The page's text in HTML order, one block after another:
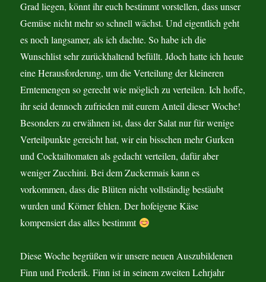
Grad liegen, könnt ihr euch bestimmt vorstellen, dass unser
Gemüse nicht mehr so schnell wächst. Und eigentlich geht
es noch langsamer, als ich dachte. So habe ich die
Wunschlist sehr zurückhaltend befüllt. Jdoch hatte ich heute
eine Herausforderung, um die Verteilung der kleineren
Erntemengen so gerecht wie möglich zu verteilen. Ich hoffe,
ihr seid dennoch zufrieden mit eurem Anteil dieser Woche!
Besonders zu erwähnen ist, dass der Salat nur für wenige
Verteilpunkte gereicht hat, wir ein bisschen mehr Gurken
und Cocktailtomaten als gedacht verteilen, dafür aber
weniger Zucchini. Bei dem Zuckermais kann es
vorkommen, dass die Blüten nicht vollständig bestäubt
wurden und Körner fehlen. Der hofeigene Käse
kompensiert das alles bestimmt
Diese Woche begrüßen wir unsere neuen Auszubildenen
Finn und Frederik. Finn ist in seinem zweiten Lehrjahr